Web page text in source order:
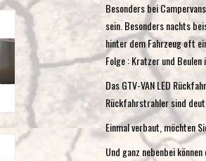
Besonders bei
sein. Besonders nachts
hinter dem Fahrzeug oft
Folge : Kratzer und Beulen
Das GTV-VAN LED
Rückfahrstrahler sind
Einmal verbaut, möchten
Und ganz nebenbei